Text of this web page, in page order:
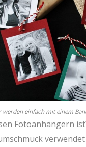
werden einfach mit einem
Fotoanhängern